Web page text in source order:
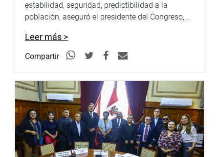
Facebook: https://goo.gl/s5t7XN
YouTube: https://goo.gl/VBXBNk
Radio:goo.gl/hMwTg1
fotografia.congreso.gob.pe
estabilidad, seguridad, predictibilidad a la
población, aseguró el presidente del Congreso,...
Leer más >
Compartir